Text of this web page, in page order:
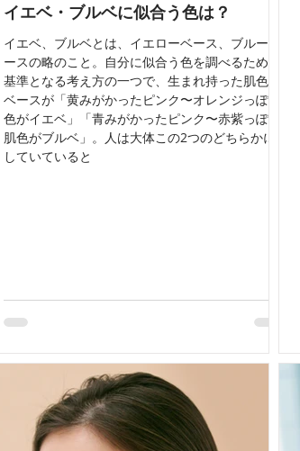
イエベ・ブルベに似合う色は？
イエベ、ブルベとは、イエローベース、ブルーベ
ースの略のこと。自分に似合う色を調べるための
基準となる考え方の一つで、生まれ持った肌色の
ベースが「黄みがかったピンク〜オレンジっぽい
色がイエベ」「青みがかったピンク〜赤紫っぽい
肌色がブルベ」。人は大体この2つのどちらかに属
していていると